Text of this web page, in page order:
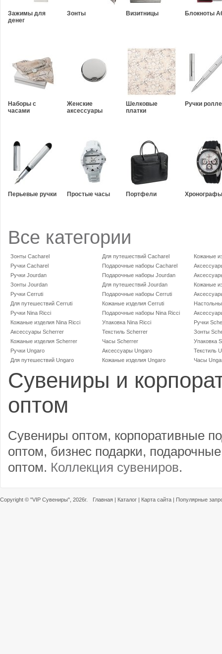
Зажимы для
денег
Зонты Визитницы Блокноты
Наборы с
часами
Женские
аксессуары
Шелковые
платки
Ручки
Перьевые ручки Простые часы Портфели Хронографы
Все категории
Зонты Cacharel Для путешествий Cacharel
Кожаные
Ручки Cacharel
Подарочные наборы Cacharel
Ручки Jourdan
Подарочные наборы Jourdan
Зонты Jourdan
Для путешествий Jourdan
Кожаные
Ручки Cerruti
Подарочные наборы Cerruti
Для путешествий Cerruti
Кожаные изделия Cerruti
Ручки Nina Ricci
Подарочные наборы Nina Ricci
Кожаные изделия Nina Ricci
Упаковка Nina Ricci
Ручки
Аксессуары Scherrer
Текстиль Scherrer
Зонты
Кожаные изделия Scherrer
Часы Scherrer
Упаковка
Ручки Ungaro
Аксессуары Ungaro
Текстиль
Для путешествий Ungaro
Кожаные изделия Ungaro Часы
Сувениры и
оптом
Сувениры оптом, корпоративные
оптом, бизнес подарки,
оптом. Коллекция сувениров.
Copyright © "VIP Сувениры" , 2026г. Главная | Каталог | Карта сайта | Популярные